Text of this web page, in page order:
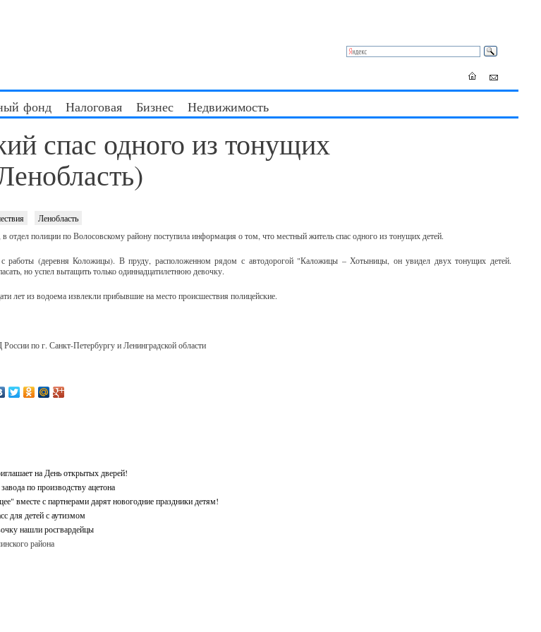
фонд Налоговая Бизнес Недвижимость
спас одного из тонущих
Ленобласть
отдел полиции по Волосовскому району поступила информация о том, что местный житель спас одного из тонущих детей.
работы (деревня Коложицы). В пруду, расположенном рядом с автодорогой "Каложицы – Хотыницы, он увидел двух тонущих детей.
но успел вытащить только одиннадцатилетнюю девочку.
лет из водоема извлекли прибывшие на место происшествия полицейские.
по г. Санкт-Петербургу и Ленинградской области
на День открытых дверей!
по производству ацетона
вместе с партнерами дарят новогодние праздники детям!
для детей с аутизмом
нашли росгвардейцы
района